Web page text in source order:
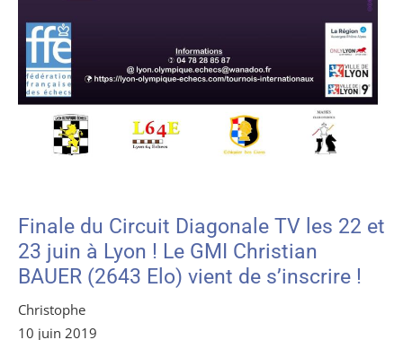
Finale du Circuit Diagonale TV les 22 et
23 juin à Lyon ! Le GMI Christian
BAUER (2643 Elo) vient de s’inscrire !
Christophe
10 juin 2019